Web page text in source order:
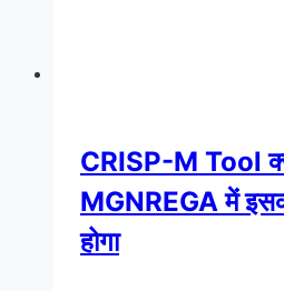
CRISP-M Tool
MGNREGA में
होगा